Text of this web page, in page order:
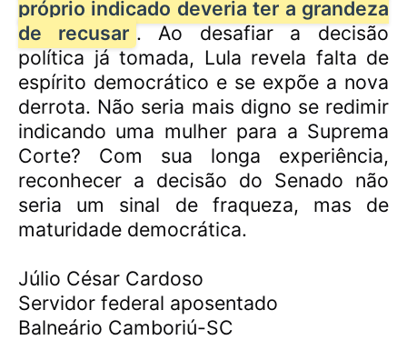
próprio indicado deveria ter a grandeza
de recusar . Ao desafiar a decisão
política já tomada, Lula revela falta de
espírito democrático e se expõe a nova
derrota. Não seria mais digno se redimir
indicando uma mulher para a Suprema
Corte? Com sua longa experiência,
reconhecer a decisão do Senado não
seria um sinal de fraqueza, mas de
maturidade democrática.
Júlio César Cardoso
Servidor federal aposentado
Balneário Camboriú-SC